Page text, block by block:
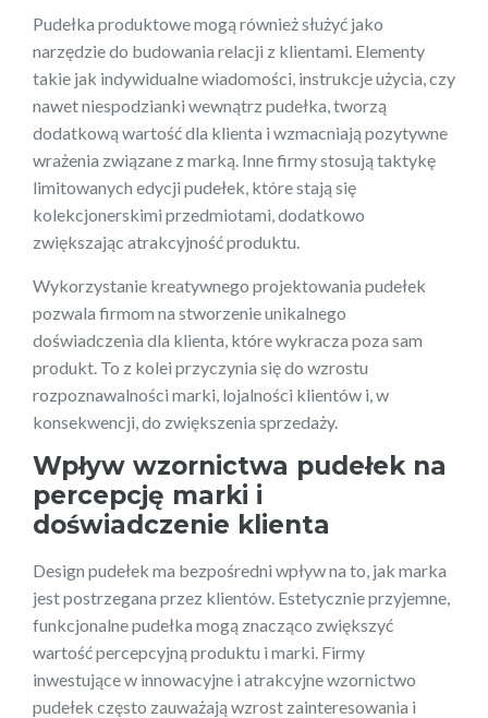
Pudełka produktowe mogą również służyć jako
narzędzie do budowania relacji z klientami. Elementy
takie jak indywidualne wiadomości, instrukcje użycia, czy
nawet niespodzianki wewnątrz pudełka, tworzą
dodatkową wartość dla klienta i wzmacniają pozytywne
wrażenia związane z marką. Inne firmy stosują taktykę
limitowanych edycji pudełek, które stają się
kolekcjonerskimi przedmiotami, dodatkowo
zwiększając atrakcyjność produktu.
Wykorzystanie kreatywnego projektowania pudełek
pozwala firmom na stworzenie unikalnego
doświadczenia dla klienta, które wykracza poza sam
produkt. To z kolei przyczynia się do wzrostu
rozpoznawalności marki, lojalności klientów i, w
konsekwencji, do zwiększenia sprzedaży.
Wpływ wzornictwa pudełek na
percepcję marki i
doświadczenie klienta
Design pudełek ma bezpośredni wpływ na to, jak marka
jest postrzegana przez klientów. Estetycznie przyjemne,
funkcjonalne pudełka mogą znacząco zwiększyć
wartość percepcyjną produktu i marki. Firmy
inwestujące w innowacyjne i atrakcyjne wzornictwo
pudełek często zauważają wzrost zainteresowania i